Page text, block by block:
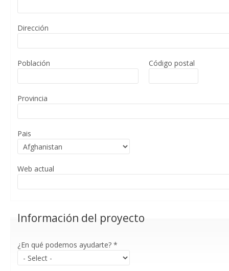
Dirección
Población Código postal
Provincia
Pais
Web actual
Información del proyecto
¿En qué podemos ayudarte? *